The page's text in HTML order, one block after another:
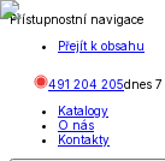
Přístupnostní navigace
Přejít k obsahu
491 204 205dnes 7
Katalogy
O nás
Kontakty